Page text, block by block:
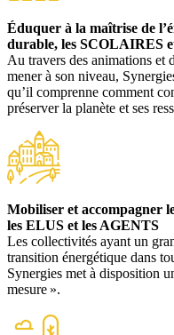
Éduquer à la maîtrise de
durable, les SCOLAIRES
Au travers des animations et
mener à son niveau,
qu’il comprenne comment
préserver la planète et ses
Mobiliser et accompagner
les ELUS et les AGENTS
Les collectivités ayant un
transition énergétique dans
Synergies met à disposition
mesure ».